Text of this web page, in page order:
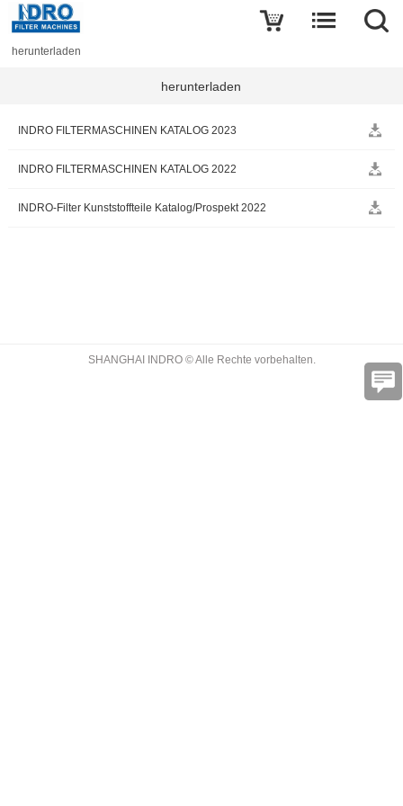
herunterladen
herunterladen
INDRO FILTERMASCHINEN KATALOG 2023
INDRO FILTERMASCHINEN KATALOG 2022
INDRO-Filter Kunststoffteile Katalog/Prospekt 2022
SHANGHAI INDRO © Alle Rechte vorbehalten.